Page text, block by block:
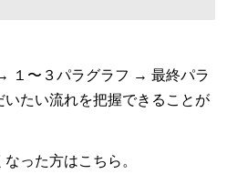
１〜３パラグラフ → 最終パラ
たい流れを把握できることが
った方はこちら。